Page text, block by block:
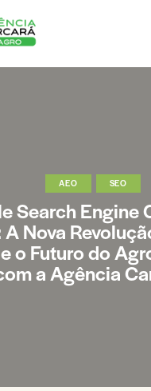
AEO SEO
Search Engine
Nova
o Futuro do
a Agência